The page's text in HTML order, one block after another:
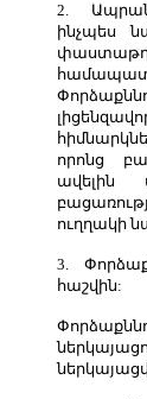
2.
ինչպես
որոնց
ավելին
ուղղակի
3.
հաշվին: